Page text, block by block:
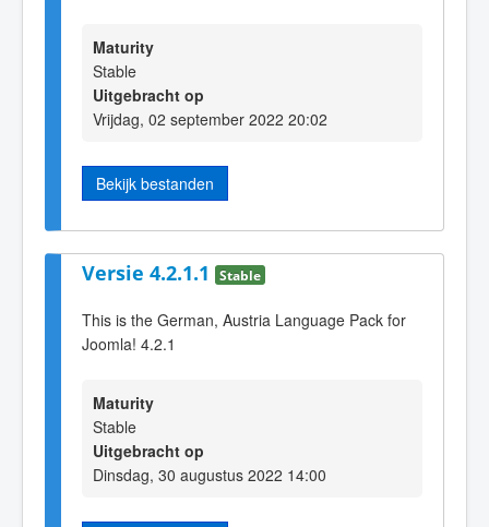
Maturity
Stable
Uitgebracht op
Vrijdag, 02 september 2022 20:02
Bekijk bestanden
Versie 4.2.1.1 Stable
This is the German, Austria Language Pack for
Joomla! 4.2.1
Maturity
Stable
Uitgebracht op
Dinsdag, 30 augustus 2022 14:00